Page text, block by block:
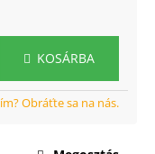
KOSÁRBA